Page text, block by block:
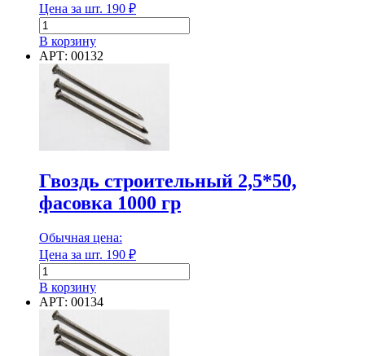
Цена за шт. 190 ₽
Количество
товара
Гвоздь
строительный
6,0*200,
фасовка
В корзину
АРТ: 00132
Гвоздь строительный 2,5*50,
фасовка 1000 гр
Обычная цена:
Цена за шт. 190 ₽
Количество
товара
Гвоздь
строительный
2,5*50,
фасовка
В корзину
АРТ: 00134